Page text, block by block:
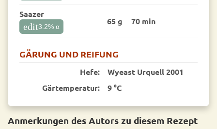
Saazer
edit3.2% α
65 g 70 min
GÄRUNG UND REIFUNG
Hefe:
Wyeast Urquell 2001
Gärtemperatur:
9 °C
Anmerkungen des Autors zu diesem Rezept